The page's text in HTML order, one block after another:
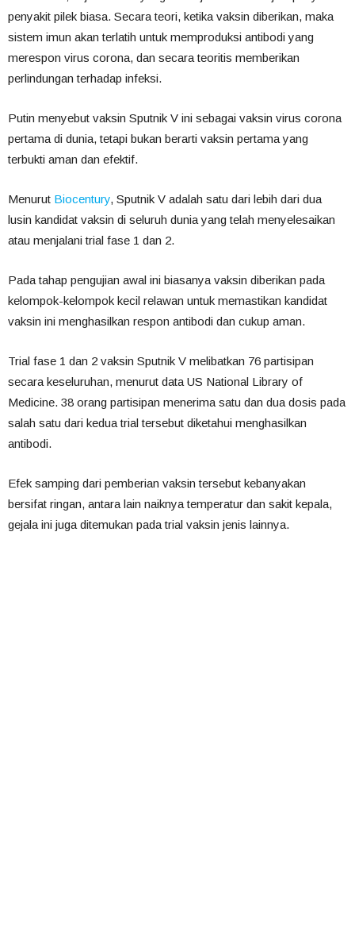
penyakit pilek biasa. Secara teori, ketika vaksin diberikan, maka
sistem imun akan terlatih untuk memproduksi antibodi yang
merespon virus corona, dan secara teoritis memberikan
perlindungan terhadap infeksi.
Putin menyebut vaksin Sputnik V ini sebagai vaksin virus corona
pertama di dunia, tetapi bukan berarti vaksin pertama yang
terbukti aman dan efektif.
Menurut Biocentury, Sputnik V adalah satu dari lebih dari dua
lusin kandidat vaksin di seluruh dunia yang telah menyelesaikan
atau menjalani trial fase 1 dan 2.
Pada tahap pengujian awal ini biasanya vaksin diberikan pada
kelompok-kelompok kecil relawan untuk memastikan kandidat
vaksin ini menghasilkan respon antibodi dan cukup aman.
Trial fase 1 dan 2 vaksin Sputnik V melibatkan 76 partisipan
secara keseluruhan, menurut data US National Library of
Medicine. 38 orang partisipan menerima satu dan dua dosis pada
salah satu dari kedua trial tersebut diketahui menghasilkan
antibodi.
Efek samping dari pemberian vaksin tersebut kebanyakan
bersifat ringan, antara lain naiknya temperatur dan sakit kepala,
gejala ini juga ditemukan pada trial vaksin jenis lainnya.